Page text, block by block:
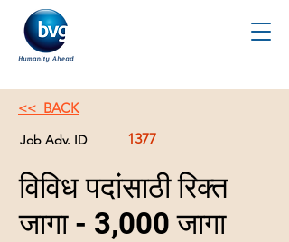
<< BACK
Job Adv. ID 1377
विविध पदांसाठी रिक्त
जागा - 3,000 जागा